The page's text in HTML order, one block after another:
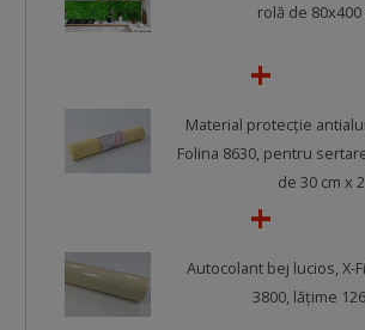
rolă de 80x400
Material protecţie
Folina 8630, pentru
de 30 cm x 2
Autocolant bej lucios, X-
3800, lățime